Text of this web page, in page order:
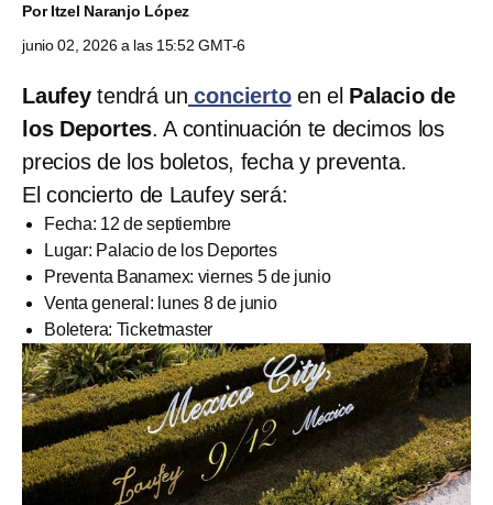
PorItzel Naranjo López
junio 02, 2026 a las 15:52 GMT-6
Laufeytendrá un conciertoen el Palacio de
los Deportes. A continuación te decimos los
precios de los boletos, fecha y preventa.
El concierto de Laufey será:
Fecha: 12 de septiembre
Lugar: Palacio de los Deportes
Preventa Banamex: viernes 5 de junio
Venta general: lunes 8 de junio
Boletera: Ticketmaster